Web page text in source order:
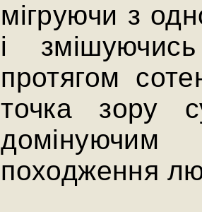
мігруючи з
і
протягом
точка зору
походження